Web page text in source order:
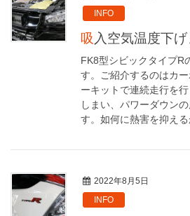
INFO
吸入空気温度下
FK8型シビックタイプR
す。ご紹介するのはカ
ーキットで連続走行を
しまい、パワーダウン
す。如何に熱害を抑え
2022年8月5日
INFO